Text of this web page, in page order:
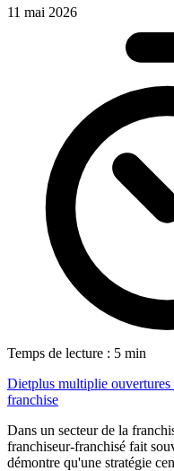
11 mai 2026
Temps de lecture : 5 min
Dietplus multiplie ouvertures
franchise
Dans un secteur de la
franchiseur-franchisé fait
démontre qu'une stratégie